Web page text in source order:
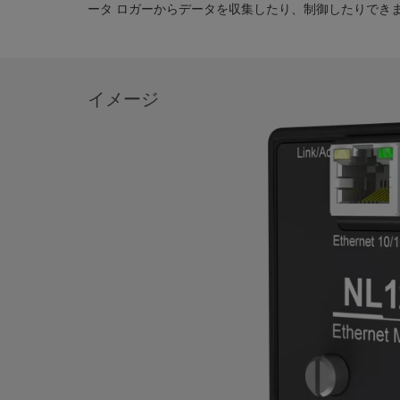
ータ ロガーからデータを収集したり、制御したりでき
イメージ